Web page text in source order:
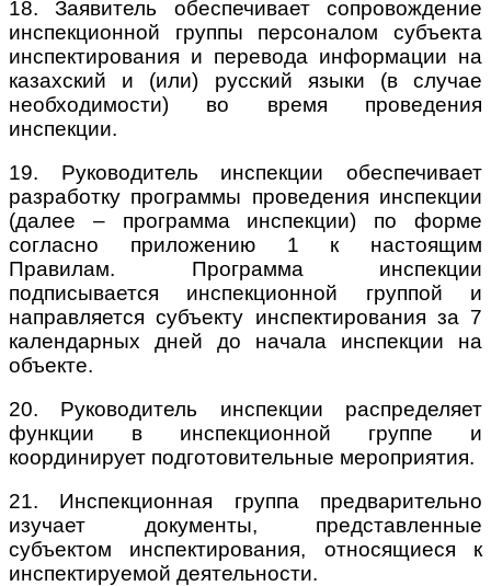
18. Заявитель обеспечивает сопровождение
инспекционной группы персоналом субъекта
инспектирования и перевода информации на
казахский и (или) русский языки (в случае
необходимости) во время проведения
инспекции.
19. Руководитель инспекции обеспечивает
разработку программы проведения инспекции
(далее – программа инспекции) по форме
согласно приложению 1 к настоящим
Правилам. Программа инспекции
подписывается инспекционной группой и
направляется субъекту инспектирования за 7
календарных дней до начала инспекции на
объекте.
20. Руководитель инспекции распределяет
функции в инспекционной группе и
координирует подготовительные мероприятия.
21. Инспекционная группа предварительно
изучает документы, представленные
субъектом инспектирования, относящиеся к
инспектируемой деятельности.